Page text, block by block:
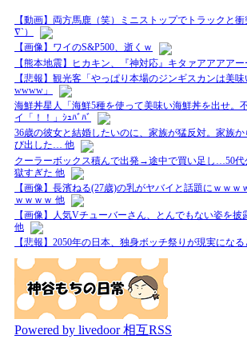
【動画】両方馬鹿（笑）ミニストップでトラックと
∇`）
【画像】ワイのS&P500、逝くｗ
【熊本地震】ヒカキン、『神対応』キタァアアアアー
【悲報】観光客「やっぱり本場のジンギスカンは美
wwww」
海鮮丼星人「海鮮5種を使って美味い海鮮丼を出せ。
イ「！！」ｼｭﾊﾞﾊﾞ
36歳の彼女と結婚したいのに、家族が猛反対。家族
び出した… 他
クーラーボックス積んで出発→途中で買い足し…50代
獄すぎた 他
【画像】長濱ねる(27歳)の乳がヤバイと話題にｗｗｗ
ｗｗｗｗ 他
【画像】人気Vチューバーさん、とんでもない姿を披
他
【悲報】2050年の日本、独身ボッチ祭りが現実にな
Powered by livedoor 相互RSS